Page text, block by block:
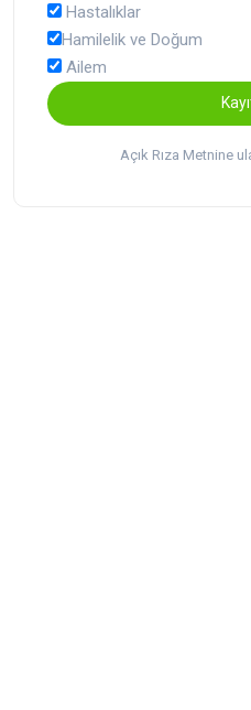
Hastalıklar
Hamilelik ve Doğum
Ailem
Açık Rıza Metnine